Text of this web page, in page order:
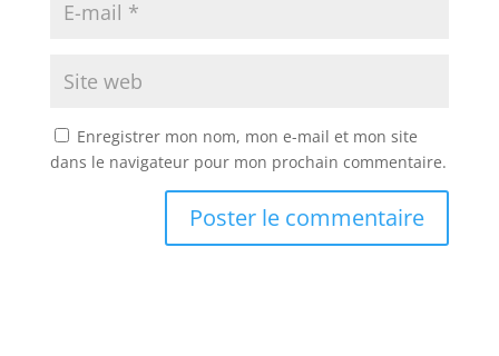
Enregistrer mon nom, mon e-mail et mon site
dans le navigateur pour mon prochain commentaire.